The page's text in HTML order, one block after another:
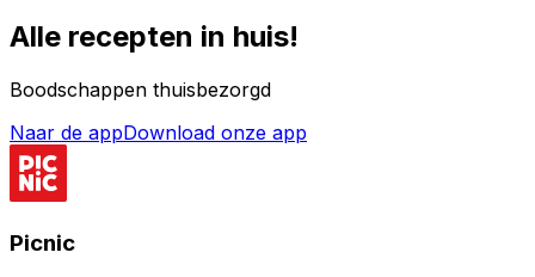
Alle recepten in huis!
Boodschappen thuisbezorgd
Naar de appDownload onze app
Picnic